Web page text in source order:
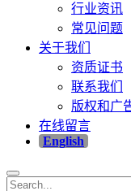
行业资讯
常见问题
关于我们
资质证书
联系我们
版权和广
在线留言
English